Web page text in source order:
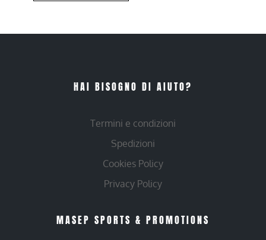
HAI BISOGNO DI AIUTO?
Termini e condizioni
Spedizioni
Cookies Policy
Privacy Policy
MASEP SPORTS & PROMOTIONS